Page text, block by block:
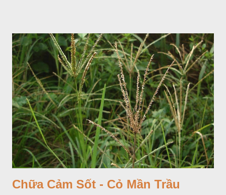
cá. Hoa nở về mùa hạ vào các tháng 5-8. (Hình dưới).
Chữa Cảm Sốt - Cỏ Mần Trầu